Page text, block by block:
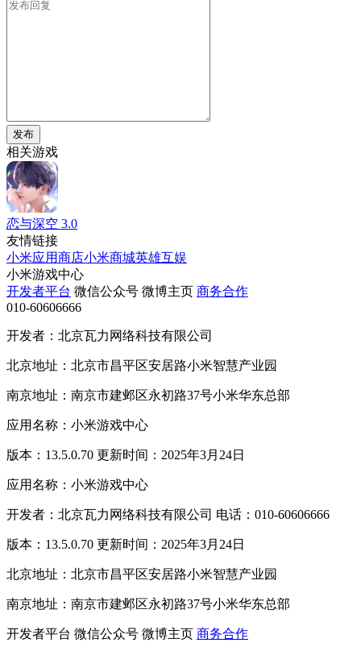
发布
相关游戏
恋与深空 3.0
友情链接
小米应用商店小米商城英雄互娱
小米游戏中心
开发者平台 微信公众号 微博主页 商务合作
010-60606666
开发者：北京瓦力网络科技有限公司
北京地址：北京市昌平区安居路小米智慧产业园
南京地址：南京市建邺区永初路37号小米华东总部
应用名称：小米游戏中心
版本：13.5.0.70 更新时间：2025年3月24日
应用名称：小米游戏中心
开发者：北京瓦力网络科技有限公司 电话：010-60606666
版本：13.5.0.70 更新时间：2025年3月24日
北京地址：北京市昌平区安居路小米智慧产业园
南京地址：南京市建邺区永初路37号小米华东总部
开发者平台 微信公众号 微博主页 商务合作